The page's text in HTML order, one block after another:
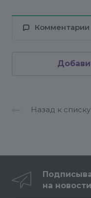
Комментарии
Назад к списку
на